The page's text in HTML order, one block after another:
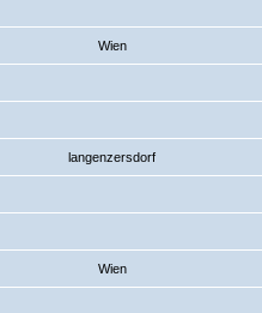
Wien
langenzersdorf
Wien